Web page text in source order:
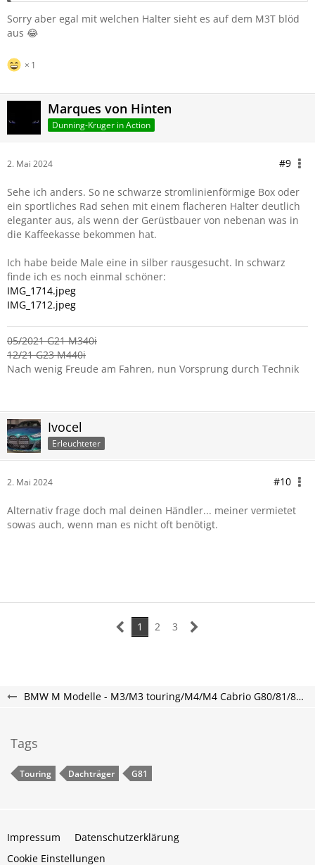
Sorry aber egal mit welchen Halter sieht es auf dem M3T blöd
aus 😂
1
Marques von Hinten
Dunning-Kruger in Action
2. Mai 2024 #9
Sehe ich anders. So ne schwarze stromlinienförmige Box oder
ein sportliches Rad sehen mit einem flacheren Halter deutlich
eleganter aus, als wenn der Gerüstbauer von nebenan was in
die Kaffeekasse bekommen hat.
Ich habe beide Male eine in silber rausgesucht. In schwarz
finde ich es noch einmal schöner:
IMG_1714.jpeg
IMG_1712.jpeg
05/2021 G21 M340i
12/21 G23 M440i
Nach wenig Freude am Fahren, nun Vorsprung durch Technik
Ivocel
Erleuchteter
2. Mai 2024 #10
Alternativ frage doch mal deinen Händler... meiner vermietet
sowas auch, wenn man es nicht oft benötigt.
1 2 3
BMW M Modelle - M3/M3 touring/M4/M4 Cabrio G80/81/82/83
Tags
Touring Dachträger G81
Impressum
Datenschutzerklärung
Cookie Einstellungen